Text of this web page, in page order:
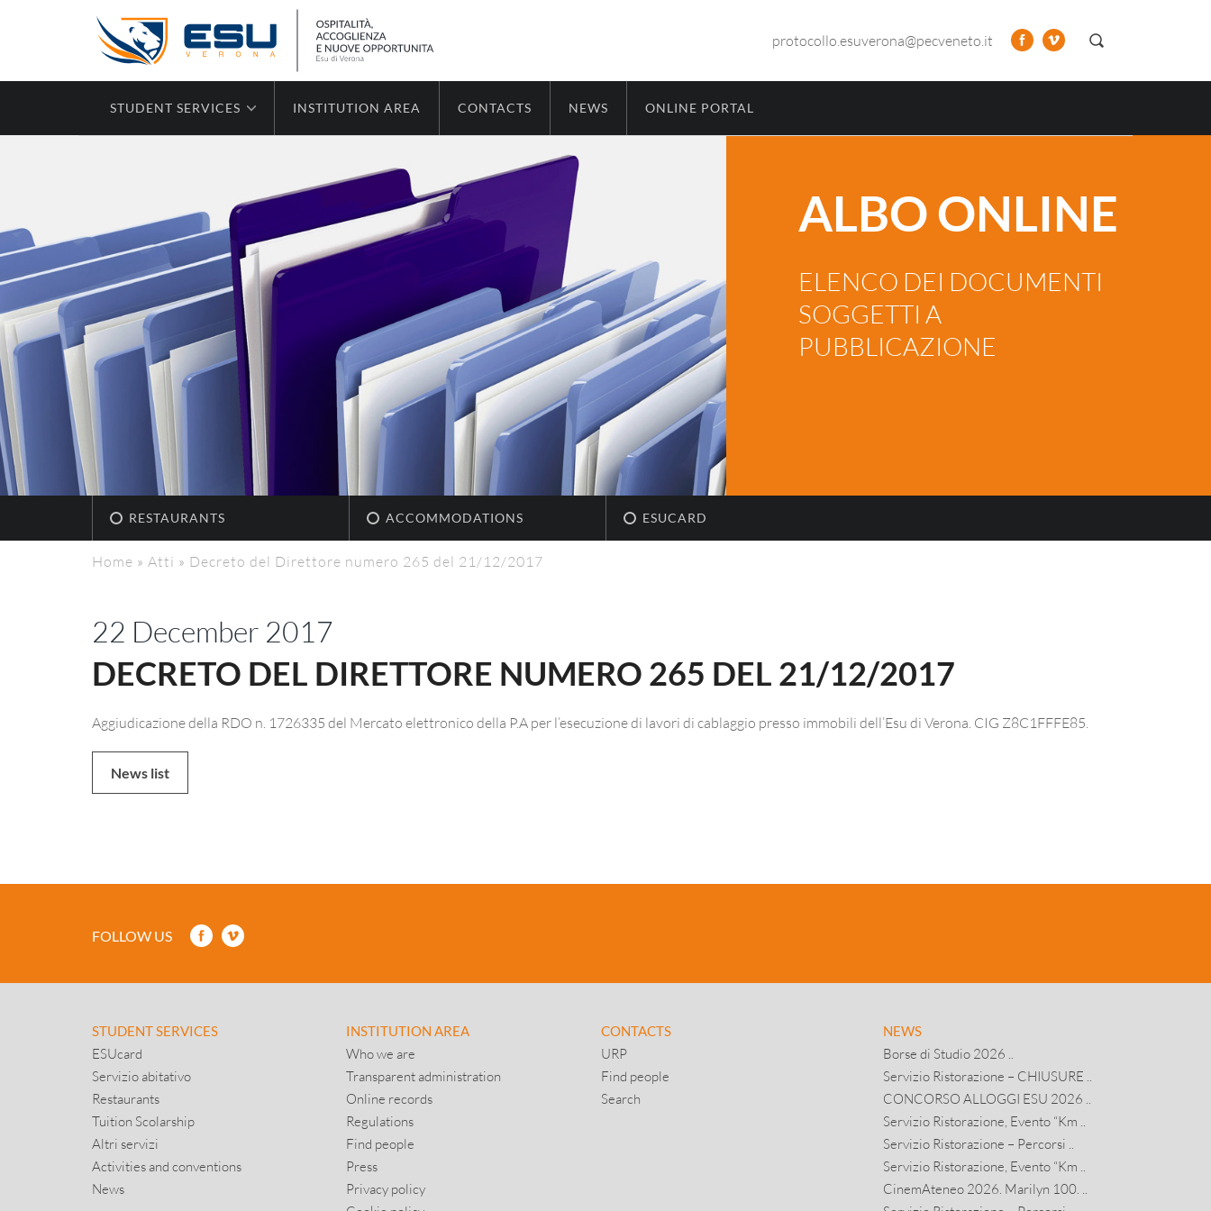
protocollo.esuverona@pecveneto.it
STUDENT SERVICES INSTITUTION AREA CONTACTS NEWS ONLINE PORTAL
ALBO ONLINE
ELENCO DEI DOCUMENTI
SOGGETTI A
PUBBLICAZIONE
RESTAURANTS ACCOMMODATIONS ESUCARD
Home » Atti » Decreto del Direttore numero 265 del 21/12/2017
22 December 2017
DECRETO DEL DIRETTORE NUMERO 265 DEL 21/12/2017
Aggiudicazione della RDO n. 1726335 del Mercato elettronico della P.A per l’esecuzione di lavori di cablaggio presso immobili dell’Esu di Verona. CIG Z8C1FFFE85.
News list
FOLLOW US
STUDENT SERVICES
ESUcard
Servizio abitativo
Restaurants
Tuition Scolarship
Altri servizi
Activities and conventions
News
INSTITUTION AREA
Who we are
Transparent administration
Online records
Regulations
Find people
Press
Privacy policy
CONTACTS
URP
Find people
Search
NEWS
Borse di Studio 2026 ..
Servizio Ristorazione – CHIUSURE ..
CONCORSO ALLOGGI ESU 2026 ..
Servizio Ristorazione, Evento “Km ..
Servizio Ristorazione – Percorsi ..
Servizio Ristorazione, Evento “Km ..
CinemAteneo 2026. Marilyn 100. ..